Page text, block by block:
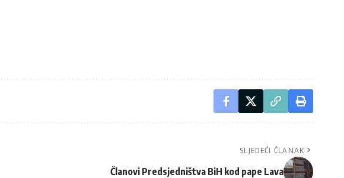
SLJEDEĆI ČLANAK
Članovi Predsjedništva BiH kod pape Lava